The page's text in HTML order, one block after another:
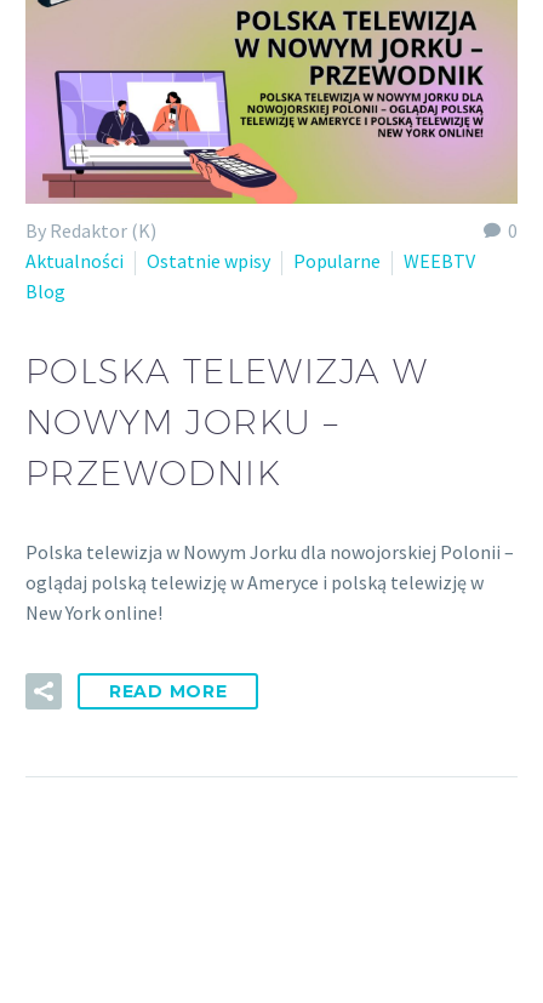
0
By Redaktor (K)
Aktualności
Ostatnie wpisy Popularne
WEEBTV
Blog
POLSKA TELEWIZJA W
NOWYM JORKU –
PRZEWODNIK
Polska telewizja w Nowym Jorku dla nowojorskiej Polonii –
oglądaj polską telewizję w Ameryce i polską telewizję w
New York online!
READ MORE